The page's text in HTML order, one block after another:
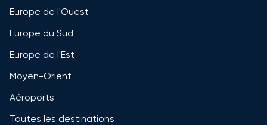
Europe de l'Ouest
Europe du Sud
Europe de l'Est
Moyen-Orient
Aéroports
Toutes les destinations